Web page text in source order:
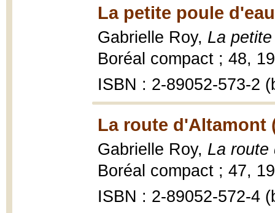
La petite poule
Gabrielle Roy, La
Boréal compact ; 48,
ISBN : 2-89052-573-2
La route d'Altamont
Gabrielle Roy, La route
Boréal compact ; 47,
ISBN : 2-89052-572-4